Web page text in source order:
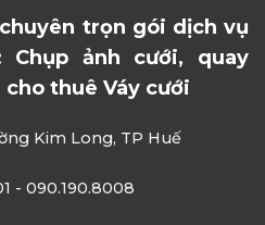
trọn gói dịch vụ
ảnh cưới, quay
thuê Váy cưới
Kim Long, TP Huế
- 090.190.8008